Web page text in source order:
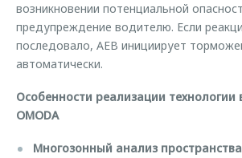
возникновении потенциальной
предупреждение водителю. Если
последовало, AEB инициирует
автоматически.
Особенности реализации технологии
OMODA
Многозонный анализ